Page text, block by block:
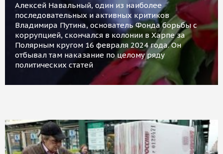
Алексей Навальный, один из наиболее
последовательных и активных критиков
Владимира Путина, основатель Фонда борьбы с
коррупцией, скончался в колонии в Харпе за
Полярным кругом 16 февраля 2024 года. Он
отбывал там наказание по целому ряду
политических статей